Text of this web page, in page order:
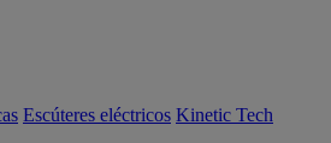
Escúteres eléctricos Kinetic Tech